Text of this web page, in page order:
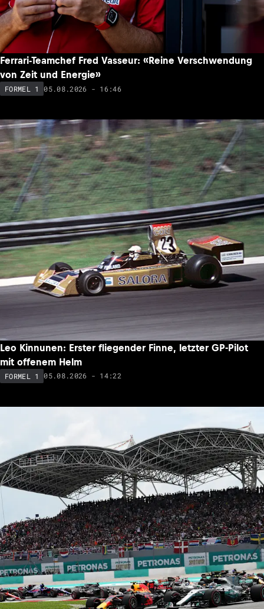
Ferrari-Teamchef Fred Vasseur: «Reine Verschwendung
von Zeit und Energie»
FORMEL 1 05.08.2026 - 16:46
Leo Kinnunen: Erster fliegender Finne, letzter GP-Pilot
mit offenem Helm
FORMEL 1 05.08.2026 - 14:22